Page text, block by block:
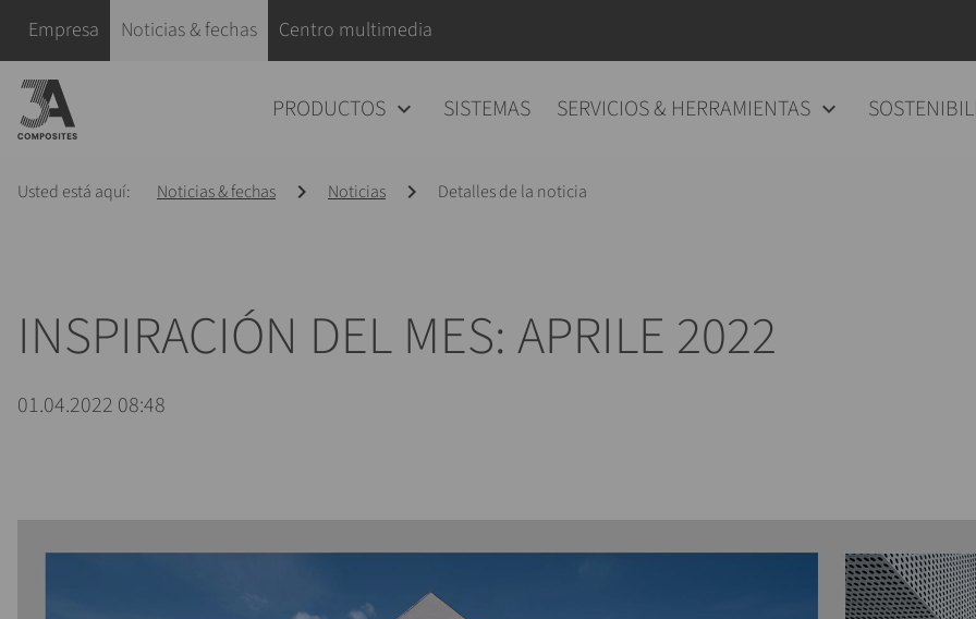
Saltar navegación
Empresa Noticias & fechas Centro multimedia
PRODUCTOS SISTEMAS SERVICIOS & HERRAMIENTAS
búsqueda
Usted está aquí: Noticias & fechas Noticias Detalles de la noticia
INSPIRACIÓN DEL MES: APRILE 2022
01.04.2022 08:48